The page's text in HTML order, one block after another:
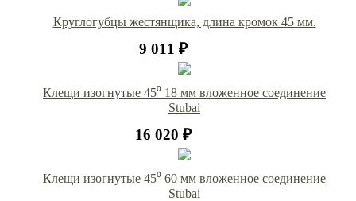
Круглогубцы жестянщика, длина кромок 45 мм.
9 011 ₽
Клещи изогнутые 45⁰ 18 мм вложенное соединение
Stubai
16 020 ₽
Клещи изогнутые 45⁰ 60 мм вложенное соединение
Stubai